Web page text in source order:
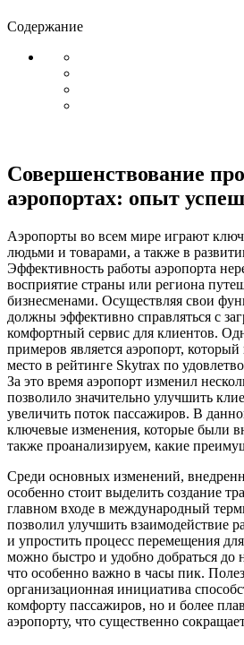
Содержание
Совершенствование
аэропортах: опыт
Аэропорты во всем мире играют
людьми и товарами, а также в
Эффективность работы аэропорта
восприятие страны или региона
бизнесменами. Осуществляя свои
должны эффективно справляться с
комфортный сервис для клиентов.
примеров является аэропорт, который
место в рейтинге Skytrax по
За это время аэропорт изменил
позволило значительно улучшить
увеличить поток пассажиров. В
ключевые изменения, которые были
также проанализируем, какие
Среди основных изменений,
особенно стоит выделить создание
главном входе в международный
позволил улучшить взаимодействие
и упростить процесс перемещения
можно быстро и удобно добраться до
что особенно важно в часы пик.
организационная инициатива
комфорту пассажиров, но и более
аэропорту, что существенно